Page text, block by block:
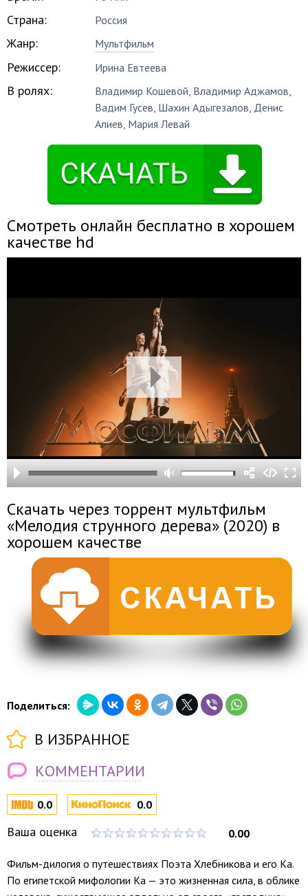
Страна: Россия
Жанр: Мультфильм
Режиссер: Ирина Евтеева
В ролях: Владимир Кошевой, Владимир Аджамов,
Вадим Гусев, Шахин Адыгезалов, Денис
Алиев, Мария Левай
0.0 0.0
Ваша оценка 0.00
Фильм-дилогия о путешествиях Поэта Хлебникова и его Ка.
По египетской мифологии Ка — это жизненная сила, в облике
Смотреть онлайн бесплатно в хорошем
качестве hd
Скачать через торрент мультфильм
«Мелодия струнного дерева» (2020) в
хорошем качестве
Поделиться:
В ИЗБРАННОЕ
КОММЕНТАРИИ